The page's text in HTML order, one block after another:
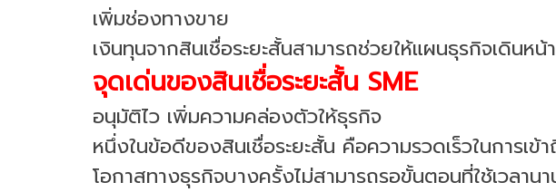
เพิ่มช่องทางขาย
เงินทุนจากสินเชื่อระยะสั้นสามารถช่วยให้แผนธุรกิจเดินหน้
จุดเด่นของสินเชื่อระยะสั้น SME
อนุมัติไว เพิ่มความคล่องตัวให้ธุรกิจ
หนึ่งในข้อดีของสินเชื่อระยะสั้น คือความรวดเร็วในการเข้
โอกาสทางธุรกิจบางครั้งไม่สามารถรอขั้นตอนที่ใช้เวลาน